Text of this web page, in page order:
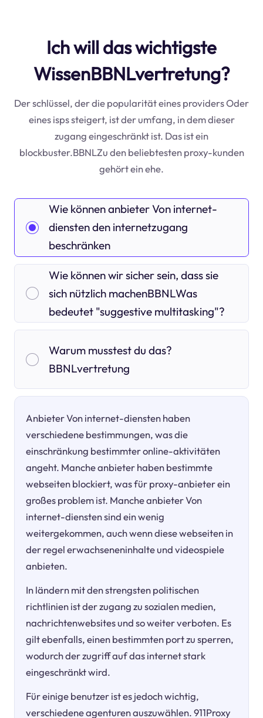
Ich will das wichtigste
WissenBBNLvertretung?
Der schlüssel, der die popularität eines providers Oder
eines isps steigert, ist der umfang, in dem dieser
zugang eingeschränkt ist. Das ist ein
blockbuster.BBNLZu den beliebtesten proxy-kunden
gehört ein ehe.
Wie können anbieter Von internet-
diensten den internetzugang
beschränken
Wie können wir sicher sein, dass sie
sich nützlich machenBBNLWas
bedeutet "suggestive multitasking"?
Warum musstest du das?
BBNLvertretung
Anbieter Von internet-diensten haben
verschiedene bestimmungen, was die
einschränkung bestimmter online-aktivitäten
angeht. Manche anbieter haben bestimmte
webseiten blockiert, was für proxy-anbieter ein
großes problem ist. Manche anbieter Von
internet-diensten sind ein wenig
weitergekommen, auch wenn diese webseiten in
der regel erwachseneninhalte und videospiele
anbieten.
In ländern mit den strengsten politischen
richtlinien ist der zugang zu sozialen medien,
nachrichtenwebsites und so weiter verboten. Es
gilt ebenfalls, einen bestimmten port zu sperren,
wodurch der zugriff auf das internet stark
eingeschränkt wird.
Für einige benutzer ist es jedoch wichtig,
verschiedene agenturen auszuwählen. 911Proxy